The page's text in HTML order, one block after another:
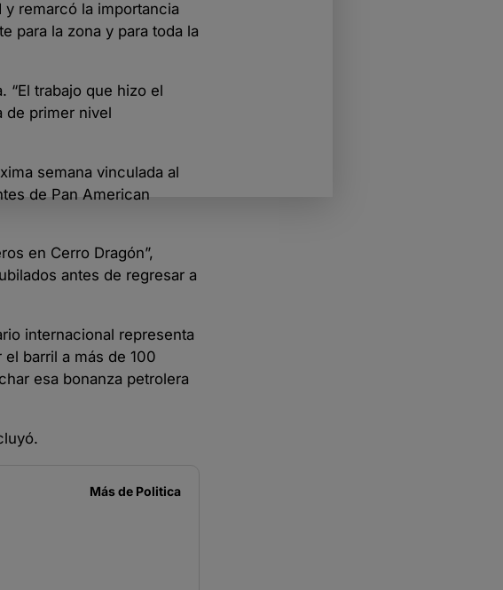
remarcó la importancia
para la zona y para toda la
“El trabajo que hizo el
de primer nivel
semana vinculada al
de Pan American
en Cerro Dragón”,
antes de regresar a
internacional representa
barril a más de 100
esa bonanza petrolera
Más de Politica